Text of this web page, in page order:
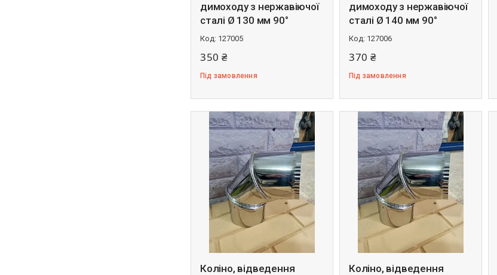
димоходу з нержавіючої
сталі Ø 130 мм 90°
127005
350 ₴
Під замовлення
димоходу з нержавіючої
сталі Ø 140 мм 90°
127006
370 ₴
Під замовлення
Коліно, відведення
Коліно, відведення